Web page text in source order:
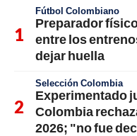
Fútbol Colombiano
Preparador
entre los
dejar huella
Selección Colombia
Experimentado
Colombia
2026; "no fue